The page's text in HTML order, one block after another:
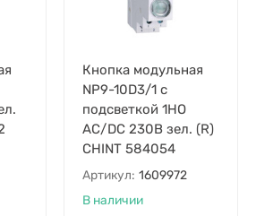
Кнопка модульная
NP9-10D3/1 с
подсветкой 1НО
AC/DC 230В зел. (R)
CHINT 584054
Артикул: 1609972
В наличии